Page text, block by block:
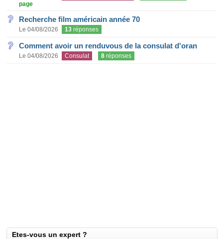
page
Recherche film américain année 70
Le 04/08/2026 13 réponses
Comment avoir un renduvous de la consulat d'oran
Le 04/08/2026 Consulat 8 réponses
Etes-vous un expert ?